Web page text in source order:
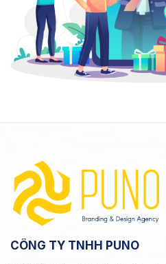
CÔNG TY TNHH PUNO